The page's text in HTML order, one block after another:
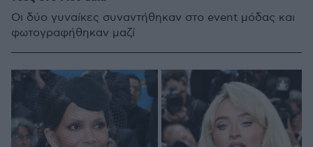
Οι δύο γυναίκες συναντήθηκαν στο event μόδας και
φωτογραφήθηκαν μαζί